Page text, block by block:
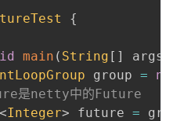
{
main ( String [ ] args
group =
是netty中的Future
<Integer> future =